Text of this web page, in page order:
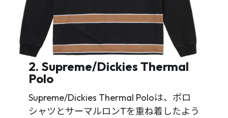
2. Supreme/Dickies Thermal
Polo
Supreme/Dickies Thermal Poloは、ポロ
シャツとサーマルロンTを重ね着したよう